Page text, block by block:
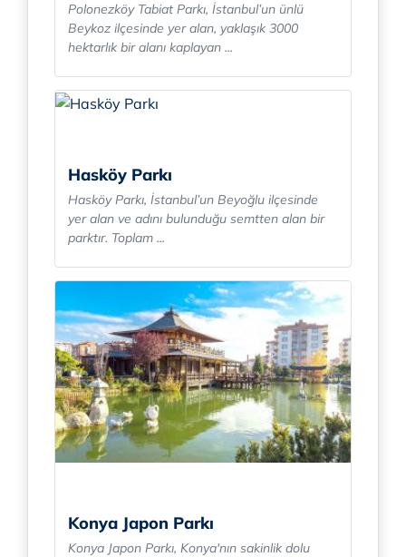
Polonezköy Tabiat Parkı, İstanbul’un ünlü
Beykoz ilçesinde yer alan, yaklaşık 3000
hektarlık bir alanı kaplayan ...
Hasköy Parkı
Hasköy Parkı, İstanbul’un Beyoğlu ilçesinde
yer alan ve adını bulunduğu semtten alan bir
parktır. Toplam ...
Konya Japon Parkı
Konya Japon Parkı, Konya'nın sakinlik dolu